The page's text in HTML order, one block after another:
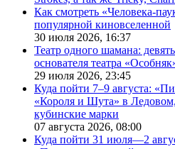
Как смотреть «Человека-
популярной киновселенной
30 июля 2026, 16:37
Театр одного шамана:
основателя театра
29 июля 2026, 23:45
Куда пойти 7–9 августа:
«Короля и Шута» в
кубинские марки
07 августа 2026, 08:00
Куда пойти 31 июля—2